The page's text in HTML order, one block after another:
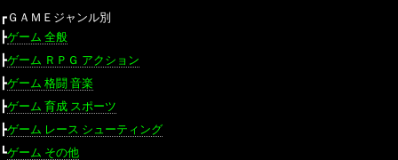
┏ＧＡＭＥジャンル別
┣ゲーム 全般
┣ゲーム ＲＰＧ アクション
┣ゲーム 格闘 音楽
┣ゲーム 育成 スポーツ
┣ゲーム レース シューティング
┗ゲーム その他